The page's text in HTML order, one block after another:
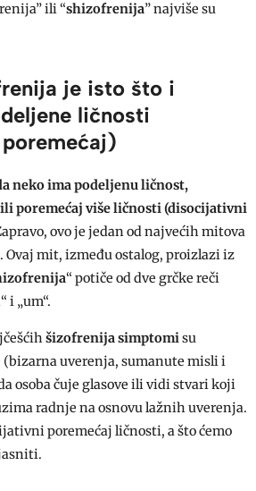
ili “shizofrenija” najviše su
je isto što i
ličnosti
neko ima podeljenu ličnost,
ili poremećaj više ličnosti (disocijativni
ovo je jedan od najvećih mitova
Ovaj mit, između ostalog, proizlazi iz
“ potiče od dve grčke reči
i „um“.
šizofrenija simptomisu
uverenja, sumanute misli i
osoba čuje glasove ili vidi stvari koji
radnje na osnovu lažnih uverenja.
poremećaj ličnosti, a što ćemo